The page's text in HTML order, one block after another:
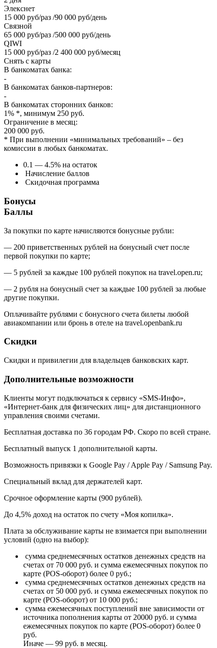
Элекснет
15 000 руб/раз /90 000 руб/день
Связной
65 000 руб/раз /500 000 руб/день
QIWI
15 000 руб/раз /2 400 000 руб/месяц
Снять с карты
В банкоматах банка:
-
В банкоматах банков-партнеров:
-
В банкоматах сторонних банков:
1% *, минимум 250 руб.
Ограничение в месяц:
200 000 руб.
* При выполнении «минимальных требований» – без
комиссии в любых банкоматах.
0.1 — 4.5% на остаток
Начисление баллов
Скидочная программа
Бонусы
Баллы
За покупки по карте начисляются бонусные рубли:
— 200 приветственных рублей на бонусный счет после
первой покупки по карте;
— 5 рублей за каждые 100 рублей покупок на travel.open.ru;
— 2 рубля на бонусный счет за каждые 100 рублей за любые
другие покупки.
Оплачивайте рублями с бонусного счета билеты любой
авиакомпании или бронь в отеле на travel.openbank.ru
Скидки
Скидки и привилегии для владельцев банковских карт.
Дополнительные возможности
Клиенты могут подключаться к сервису «SMS-Инфо»,
«Интернет-банк для физических лиц» для дистанционного
управления своими счетами.
Бесплатная доставка по 36 городам РФ. Скоро по всей стране.
Бесплатный выпуск 1 дополнительной карты.
Возможность привязки к Google Pay / Apple Pay / Samsung Pay.
Специальный вклад для держателей карт.
Срочное оформление карты (900 рублей).
До 4,5% доход на остаток по счету «Моя копилка».
Плата за обслуживание карты не взимается при выполнении
условий (одно на выбор):
сумма среднемесячных остатков денежных средств на
счетах от 70 000 руб. и сумма ежемесячных покупок по
карте (POS-оборот) более 0 руб.;
сумма среднемесячных остатков денежных средств на
счетах от 50 000 руб. и сумма ежемесячных покупок по
карте (POS-оборот) от 10 000 руб.;
сумма ежемесячных поступлений вне зависимости от
источника пополнения карты от 20000 руб. и сумма
ежемесячных покупок по карте (POS-оборот) более 0
руб.
Иначе — 99 руб. в месяц.